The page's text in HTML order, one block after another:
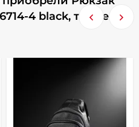
4 black, также